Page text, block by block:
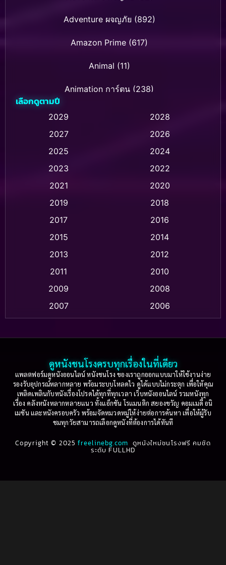
Adventure ผจญภัย (892)
Amazon Prime (617)
Animal (11)
Animation การ์ตูน (238)
Animation การ์ตูน (32)
Animation การ์ตูน (28)
Animation แอนิเมชัน (1)
Animation แอนิเมชั่น (1)
Based on a True Story เรื่องจริง(36)
Based on Novel(16)
Betrayal(1)
Biography(3)
Biography ชีวประวัติ (61)
เลือกดูตามปี
2029
2028
2027
2026
2025
2024
2023
2022
2021
2020
2019
2018
2017
2016
2015
2014
2013
2012
2011
2010
2009
2008
2007
2006
2003
2002
2001
2000
1999
1998
1997
1996
1995
1994
1993
1992
1991
1990
ดูหนังชนโรงครบทุกเรื่องในที่เดียว
แพลตฟอร์มดูหนังออนไลน์ หนังชนโรง ของเราถูกออกแบบมาให้ใช้งานง่าย
รองรับอุปกรณ์หลากหลาย พร้อมระบบโหลดไว ดูได้แบบไม่กระตุก เพื่อให้คุณ
เพลิดเพลินกับหนังเรื่องโปรดได้ทุกที่ทุกเวลา เว็บหนังออนไลน์ รวมหนังทุก
เรื่อง คลังหนังหลากหลายแนว ทั้งแอ็กชัน โรแมนติก สยองขวัญ คอมเมดี้ อนิ
เมชัน และหนังครอบครัว พร้อมจัดหมวดหมู่ให้ง่ายต่อการค้นหา เพื่อให้ผู้รับ
ชมทุกวัยสามารถเลือกดูหนังที่ต้องการได้ทันที
Copyright © 2025freelinebg.com ดูหนังใหม่ชนโรงฟรี คมชัด
ระดับ FULLHD